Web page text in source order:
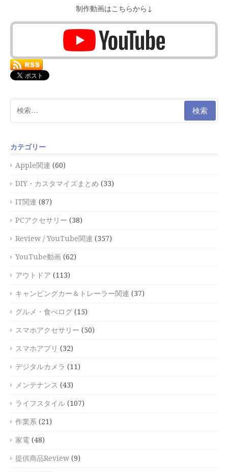
制作動画はこちらから↓
索:
カテゴリー
Apple関連 (60)
DIY・カスタマイズまとめ (33)
IT関連 (87)
PCアクセサリー (38)
Review / YouTube関連 (357)
YouTube動画 (62)
アウトドア (113)
キャンピングカー＆トレーラー関連 (37)
グルメ・食べログ (15)
スマホアクセサリー (50)
スマホアプリ (32)
デジタルカメラ (11)
メンテナンス (43)
ライフスタイル (107)
作業系 (21)
家電 (48)
提供商品Review (9)